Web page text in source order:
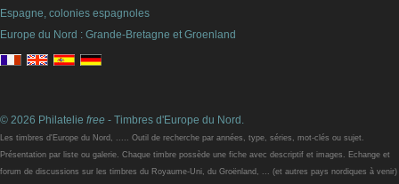
Espagne, colonies espagnoles
Europe du Nord : Grande-Bretagne et Groenland
© 2026 Philatelie free - Timbres d'Europe du Nord.
Les timbres d'Europe du Nord, ..... Outil de recherche par années, type, séries, mot-clés ou sujet.
Présentation par liste ou galerie. Chaque timbre possède une fiche avec descriptif et images. Echange et
forum de discussions sur les timbres du Royaume-Uni, du Groënland, ... (et autres pays nordiques à venir)